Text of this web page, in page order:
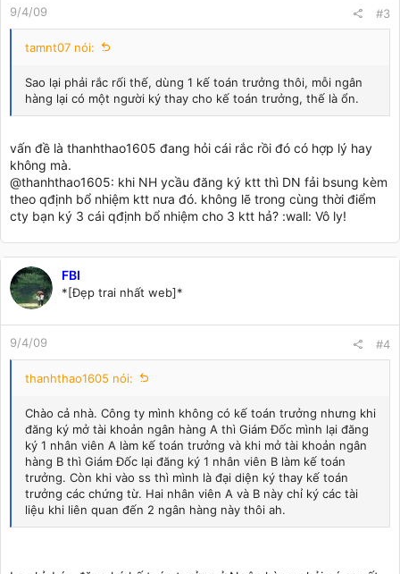
9/4/09 #3
tamnt07 nói:
Sao lại phải rắc rối thế, dùng 1 kế toán trưởng thôi, mỗi ngân
hàng lại có một người ký thay cho kế toán trưởng, thế là ổn.
vấn đề là thanhthao1605 đang hỏi cái rắc rồi đó có hợp lý hay
không mà.
@thanhthao1605: khi NH ycầu đăng ký ktt thì DN fải bsung kèm
theo qđịnh bổ nhiệm ktt nưa đó. không lẽ trong cùng thời điểm
cty bạn ký 3 cái qđịnh bổ nhiệm cho 3 ktt hả? :wall: Vô ly!
FBI
*[Đẹp trai nhất web]*
9/4/09 #4
thanhthao1605 nói:
Chào cả nhà. Công ty mình không có kế toán trưởng nhưng khi
đăng ký mở tài khoản ngân hàng A thì Giám Đốc mình lại đăng
ký 1 nhân viên A làm kế toán trưởng và khi mở tài khoản ngân
hàng B thì Giám Đốc lại đăng ký 1 nhân viên B làm kế toán
trưởng. Còn khi vào ss thì mình là đại diện ký thay kế toán
trưởng các chứng từ. Hai nhân viên A và B này chỉ ký các tài
liệu khi liên quan đến 2 ngân hàng này thôi ah.